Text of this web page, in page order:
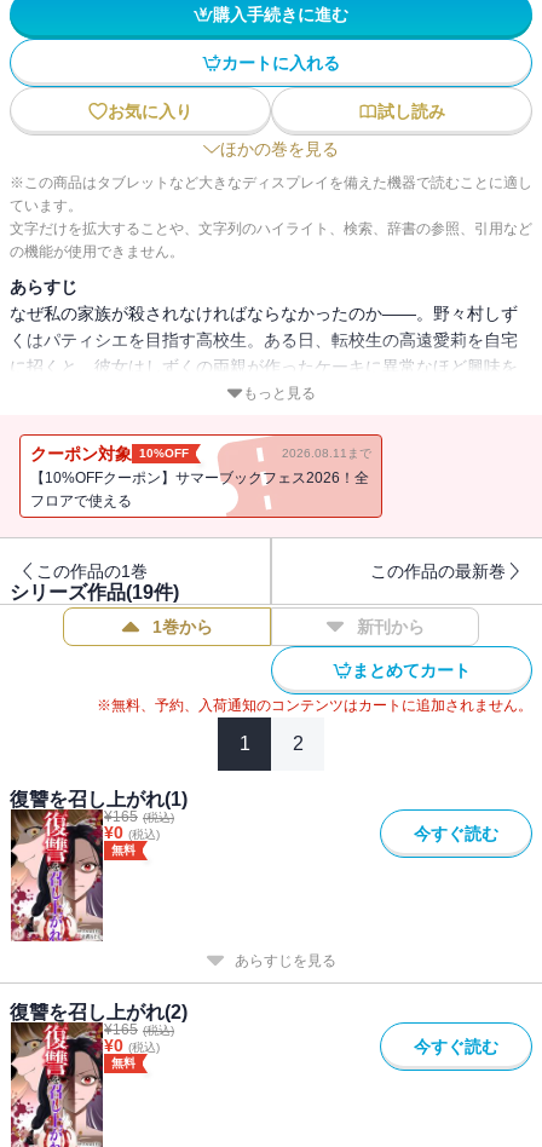
購入手続きに進む
カートに入れる
お気に入り
試し読み
ほかの巻を見る
※この商品はタブレットなど大きなディスプレイを備えた機器で読むことに適し
ています。
文字だけを拡大することや、文字列のハイライト、検索、辞書の参照、引用など
の機能が使用できません。
あらすじ
なぜ私の家族が殺されなければならなかったのか――。野々村しず
くはパティシエを目指す高校生。ある日、転校生の高遠愛莉を自宅
に招くと、彼女はしずくの両親が作ったケーキに異常なほど興味を
示す。世界的に有名なブランドパティスリー『トシナリタカトオグ
きた。愛莉はしずくの大切なものを次々と奪っていき、ついに
は・・・・・・。10年後、全てを奪われたしずくは名前も顔も変
え、愛莉の前に立つ。全ては彼女に復讐するため、あの日の絶望以
もっと見る
クーポン対象 10%OFF 2026.08.11まで
【10%OFFクーポン】サマーブックフェス2026！全
フロアで使える
この作品の1巻 この作品の最新巻
シリーズ作品(19件)
1巻から 新刊から
まとめてカート
※無料、予約、入荷通知のコンテンツはカートに追加されません。
1 2
復讐を召し上がれ(1)
¥165 (税込)
¥0 (税込)
無料
今すぐ読む
あらすじを見る
復讐を召し上がれ(2)
¥165 (税込)
¥0 (税込)
無料
今すぐ読む